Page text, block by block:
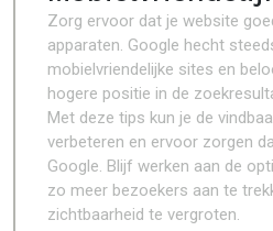
Zorg ervoor dat je website
apparaten. Google hecht
mobielvriendelijke sites en
hogere positie in de
Met deze tips kun je de
verbeteren en ervoor zorgen
Google. Blijf werken aan de
zo meer bezoekers aan te
zichtbaarheid te vergroten.